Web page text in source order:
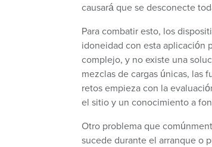
causará que se desconecte
Para combatir esto, los
idoneidad con esta aplicación
complejo, y no existe una
mezclas de cargas únicas, las
retos empieza con la
el sitio y un conocimiento a
Otro problema que
sucede durante el arranque o